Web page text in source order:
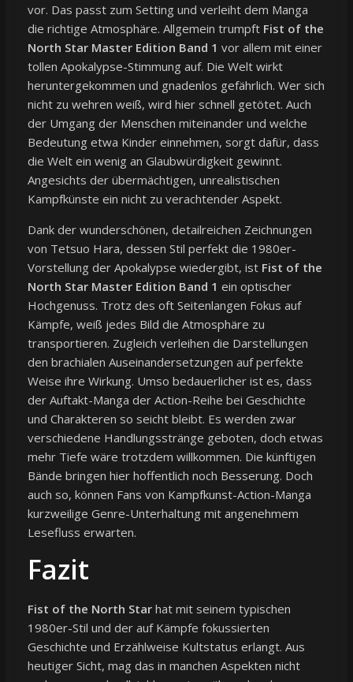
vor. Das passt zum Setting und verleiht dem Manga
die richtige Atmosphäre. Allgemein trumpft Fist of the
North Star Master Edition Band 1 vor allem mit einer
tollen Apokalypse-Stimmung auf. Die Welt wirkt
heruntergekommen und gnadenlos gefährlich. Wer sich
nicht zu wehren weiß, wird hier schnell getötet. Auch
der Umgang der Menschen miteinander und welche
Bedeutung etwa Kinder einnehmen, sorgt dafür, dass
die Welt ein wenig an Glaubwürdigkeit gewinnt.
Angesichts der übermächtigen, unrealistischen
Kampfkünste ein nicht zu verachtender Aspekt.
Dank der wunderschönen, detailreichen Zeichnungen
von Tetsuo Hara, dessen Stil perfekt die 1980er-
Vorstellung der Apokalypse wiedergibt, ist Fist of the
North Star Master Edition Band 1 ein optischer
Hochgenuss. Trotz des oft Seitenlangen Fokus auf
Kämpfe, weiß jedes Bild die Atmosphäre zu
transportieren. Zugleich verleihen die Darstellungen
den brachialen Auseinandersetzungen auf perfekte
Weise ihre Wirkung. Umso bedauerlicher ist es, dass
der Auftakt-Manga der Action-Reihe bei Geschichte
und Charakteren so seicht bleibt. Es werden zwar
verschiedene Handlungsstränge geboten, doch etwas
mehr Tiefe wäre trotzdem willkommen. Die künftigen
Bände bringen hier hoffentlich noch Besserung. Doch
auch so, können Fans von Kampfkunst-Action-Manga
kurzweilige Genre-Unterhaltung mit angenehmem
Lesefluss erwarten.
Fazit
Fist of the North Starhat mit seinem typischen
1980er-Stil und der auf Kämpfe fokussierten
Geschichte und Erzählweise Kultstatus erlangt. Aus
heutiger Sicht, mag das in manchen Aspekten nicht